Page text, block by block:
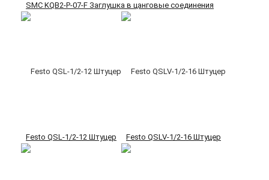
SMC KQB2-P-07-F Заглушка в цанговые соединения
Festo QSL-1/2-12 Штуцер Festo QSLV-1/2-16 Штуцер